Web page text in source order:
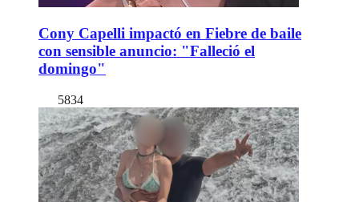
Cony Capelli impactó en Fiebre de baile
con sensible anuncio: "Falleció el
domingo"
5834